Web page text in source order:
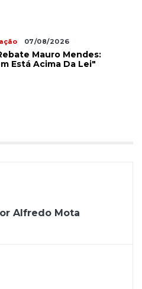
07/08/2026
Mauro Mendes:
Está Acima Da Lei"
Alfredo Mota